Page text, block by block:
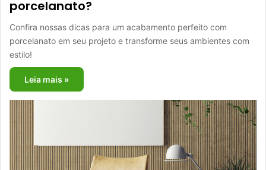
porcelanato?
Confira nossas dicas para um acabamento perfeito com
porcelanato em seu projeto e transforme seus ambientes com
estilo!
Leia mais »